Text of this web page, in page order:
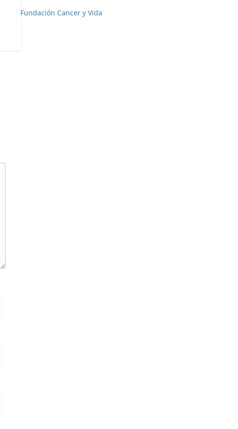
Fundación Cancer y Vida